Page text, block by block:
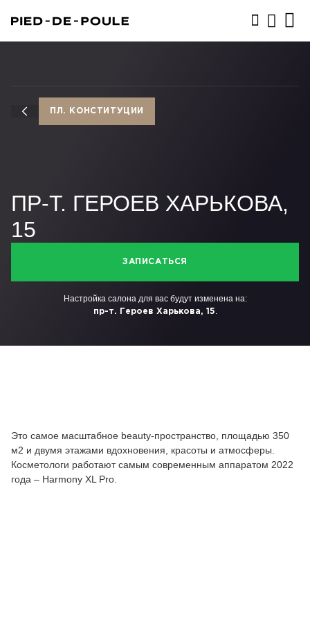
ПЛ. КОНСТИТУЦИИ
ПР-Т. ГЕРОЕВ ХАРЬКОВА,
15
ЗАПИСАТЬСЯ
Настройка салона для вас будут изменена на:
пр-т. Героев Харькова, 15.
Это самое масштабное beauty-пространство, площадью 350
м2 и двумя этажами вдохновения, красоты и атмосферы.
Косметологи работают самым современным аппаратом 2022
года – Harmony XL Pro.